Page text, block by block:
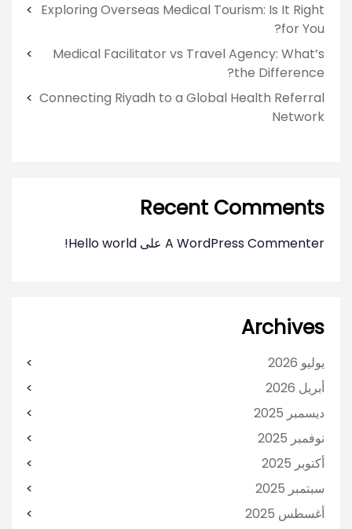
Exploring Overseas Medical Tourism: Is It Right
for You?
Medical Facilitator vs Travel Agency: What’s
the Difference?
Connecting Riyadh to a Global Health Referral
Network
Recent Comments
A WordPress Commenter على Hello world!
Archives
يوليو 2026
أبريل 2026
ديسمبر 2025
نوفمبر 2025
أكتوبر 2025
سبتمبر 2025
أغسطس 2025